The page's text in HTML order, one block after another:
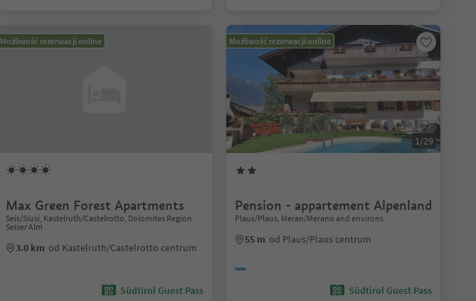
Możliwość rezerwacji online
Max Green Forest Apartments
Seis/Siusi, Kastelruth/Castelrotto, Dolomites Region
Seiser Alm
3.0 km od Kastelruth/Castelrotto centrum
Südtirol Guest Pass
Możliwość rezerwacji online
1/29
Pension - appartement Alpenland
Plaus/Plaus, Meran/Merano and environs
55 m od Plaus/Plaus centrum
Südtirol Guest Pass